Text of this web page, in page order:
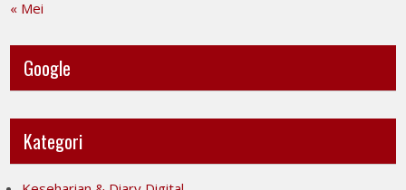
« Mei
Google
Kategori